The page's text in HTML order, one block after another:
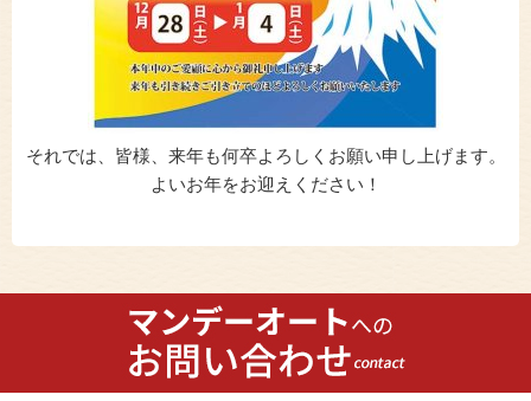
それでは、皆様、来年も何卒よろしくお願い申し上げます。
よいお年をお迎えください！